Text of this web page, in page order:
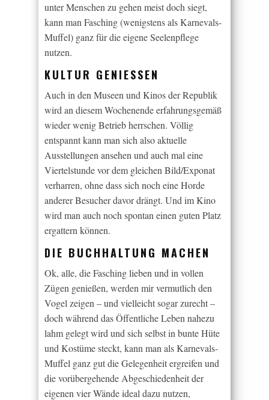
unter Menschen zu gehen meist doch siegt,
kann man Fasching (wenigstens als Karnevals-
Muffel) ganz für die eigene Seelenpflege
nutzen.
KULTUR GENIESSEN
Auch in den Museen und Kinos der Republik
wird an diesem Wochenende erfahrungsgemäß
wieder wenig Betrieb herrschen. Völlig
entspannt kann man sich also aktuelle
Ausstellungen ansehen und auch mal eine
Viertelstunde vor dem gleichen Bild/Exponat
verharren, ohne dass sich noch eine Horde
anderer Besucher davor drängt. Und im Kino
wird man auch noch spontan einen guten Platz
ergattern können.
DIE BUCHHALTUNG MACHEN
Ok, alle, die Fasching lieben und in vollen
Zügen genießen, werden mir vermutlich den
Vogel zeigen – und vielleicht sogar zurecht –
doch während das Öffentliche Leben nahezu
lahm gelegt wird und sich selbst in bunte Hüte
und Kostüme steckt, kann man als Karnevals-
Muffel ganz gut die Gelegenheit ergreifen und
die vorübergehende Abgeschiedenheit der
eigenen vier Wände ideal dazu nutzen,